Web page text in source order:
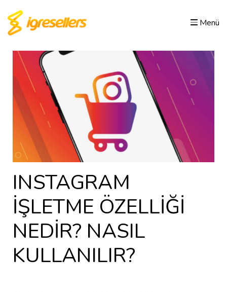
Menü
INSTAGRAM
İŞLETME ÖZELLİĞİ
NEDİR? NASIL
KULLANILIR?